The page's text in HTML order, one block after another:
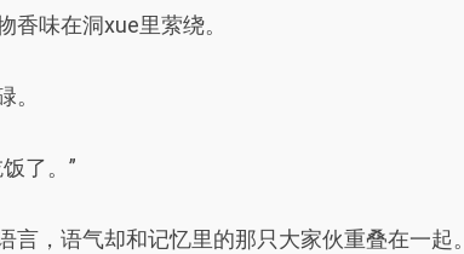
香味在洞xue里萦绕。
。
了。”
言，语气却和记忆里的那只大家伙重叠在一起。